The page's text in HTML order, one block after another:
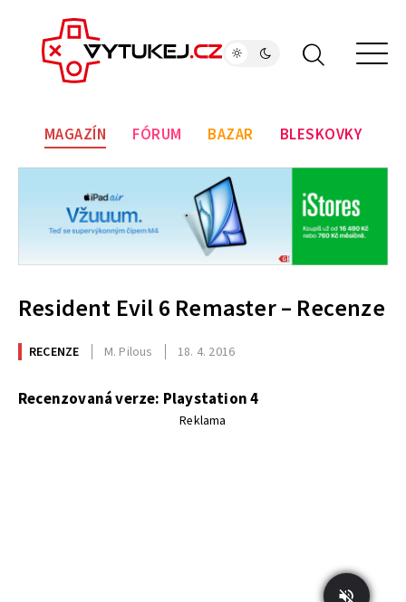
MAGAZÍN FÓRUM BAZAR BLESKOVKY
Resident Evil 6 Remaster – Recenze
RECENZE M. Pilous 18. 4. 2016
Recenzovaná verze: Playstation 4
Reklama